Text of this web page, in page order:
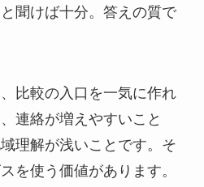
聞けば十分。答えの質で
比較の入口を一気に作れ
連絡が増えやすいこと
理解が浅いことです。そ
を使う価値があります。